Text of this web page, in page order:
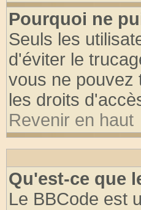
Pourquoi ne
Seuls les
d'éviter le
vous ne pouvez
les droits
Revenir en haut
Qu'est-ce que
Le BBCode est